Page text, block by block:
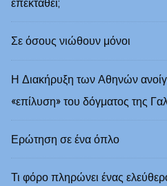
Σε όσους νιώθουν μόνοι
Η Διακήρυξη των Αθηνών
«επίλυση» του δόγματος της
Ερώτηση σε ένα όπλο
Τι φόρο πληρώνει ένας